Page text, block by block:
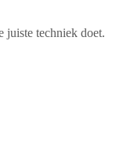
juiste techniek doet.